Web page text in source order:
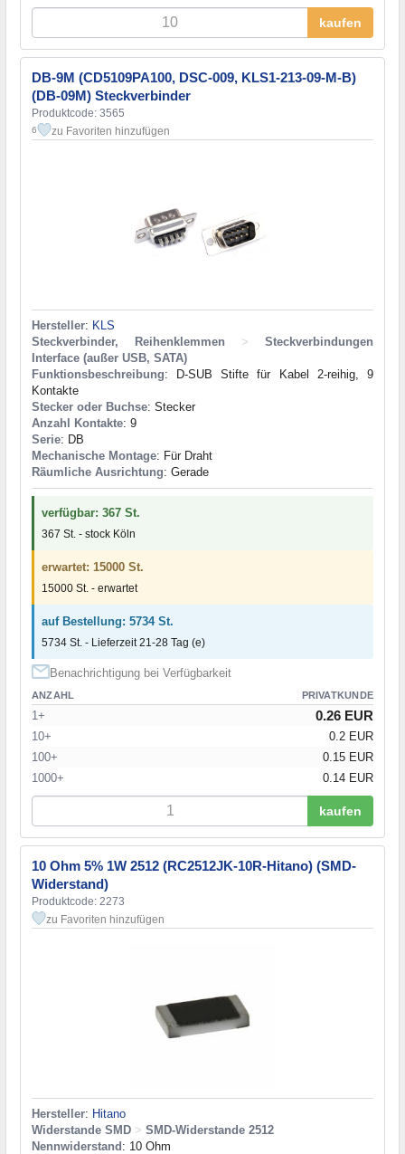
kaufen
DB-9M (CD5109PA100, DSC-009, KLS1-213-09-M-B)
(DB-09M) Steckverbinder
Produktcode: 3565
6 zu Favoriten hinzufügen
Hersteller: KLS
Steckverbinder, Reihenklemmen
>
Steckverbindungen
Interface (außer USB, SATA)
Funktionsbeschreibung: D-SUB Stifte für Kabel 2-reihig, 9
Kontakte
Stecker oder Buchse: Stecker
Anzahl Kontakte: 9
Serie: DB
Mechanische Montage: Für Draht
Räumliche Ausrichtung: Gerade
verfügbar: 367 St.
367 St. - stock Köln
erwartet: 15000 St.
15000 St. - erwartet
auf Bestellung: 5734 St.
5734 St. - Lieferzeit 21-28 Tag (e)
Benachrichtigung bei Verfügbarkeit
ANZAHL PRIVATKUNDE
1+ 0.26 EUR
10+
0.2 EUR
100+
0.15 EUR
1000+
0.14 EUR
kaufen
10 Ohm 5% 1W 2512 (RC2512JK-10R-Hitano) (SMD-
Widerstand)
Produktcode: 2273
zu Favoriten hinzufügen
Hersteller: Hitano
Widerstande SMD > SMD-Widerstande 2512
Nennwiderstand : 10 Ohm